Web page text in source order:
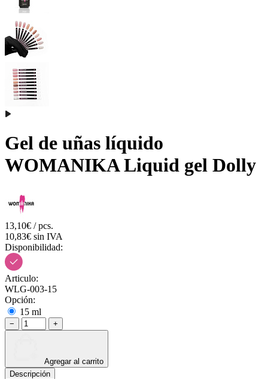
Gel de uñas líquido
WOMANIKA Liquid gel Dolly
13,10€ / pcs.
10,83€ sin IVA
Disponibilidad:
Articulo:
WLG-003-15
Opción:
15 ml
− +
Agregar al carrito
Descripción